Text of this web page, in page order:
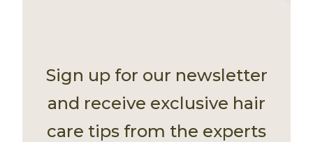
Sign up for our newsletter
and receive exclusive hair
care tips from the experts